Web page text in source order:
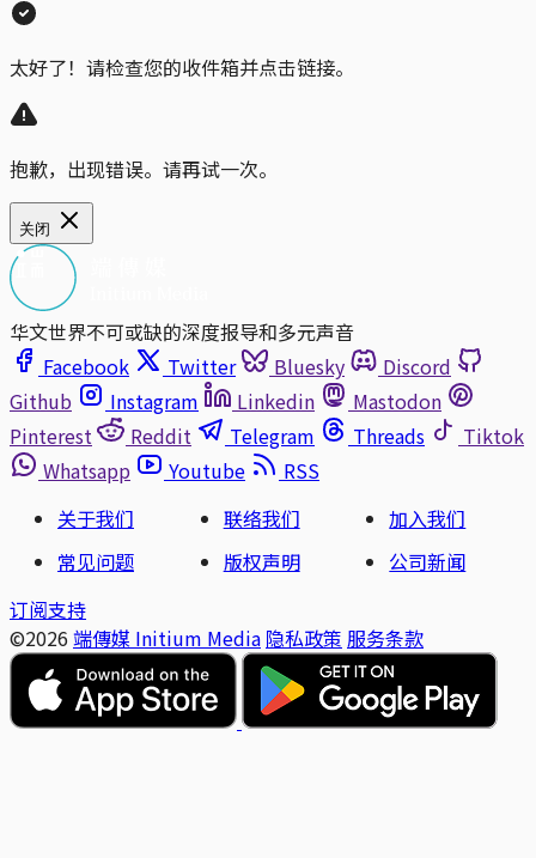
太好了！请检查您的收件箱并点击链接。
抱歉，出现错误。请再试一次。
关闭
华文世界不可或缺的深度报导和多元声音
Facebook
Twitter Bluesky
Discord
Github
Instagram Linkedin
Mastodon
Pinterest
Reddit Telegram Threads
Tiktok
Whatsapp
Youtube
RSS
关于我们
联络我们
加入我们
常见问题
版权声明
公司新闻
订阅支持
©2026 端傳媒 Initium Media 隐私政策 服务条款